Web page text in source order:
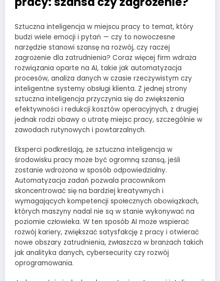
Sztuczna inteligencja w miejscu pracy to temat, który
budzi wiele emocji i pytań — czy to nowoczesne
narzędzie stanowi szansę na rozwój, czy raczej
zagrożenie dla zatrudnienia? Coraz więcej firm wdraża
rozwiązania oparte na AI, takie jak automatyzacja
procesów, analiza danych w czasie rzeczywistym czy
inteligentne systemy obsługi klienta. Z jednej strony
sztuczna inteligencja przyczynia się do zwiększenia
efektywności i redukcji kosztów operacyjnych, z drugiej
jednak rodzi obawy o utratę miejsc pracy, szczególnie w
zawodach rutynowych i powtarzalnych.
Eksperci podkreślają, że sztuczna inteligencja w
środowisku pracy może być ogromną szansą, jeśli
zostanie wdrożona w sposób odpowiedzialny.
Automatyzacja zadań pozwala pracownikom
skoncentrować się na bardziej kreatywnych i
wymagających kompetencji społecznych obowiązkach,
których maszyny nadal nie są w stanie wykonywać na
poziomie człowieka. W ten sposób AI może wspierać
rozwój kariery, zwiększać satysfakcję z pracy i otwierać
nowe obszary zatrudnienia, zwłaszcza w branżach takich
jak analityka danych, cybersecurity czy rozwój
oprogramowania.